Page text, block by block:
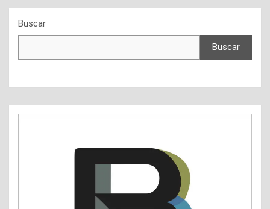
Buscar
Buscar